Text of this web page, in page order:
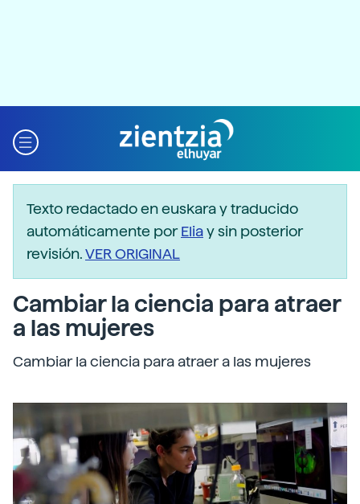
Texto redactado en euskara y traducido
automáticamente porEliay sin posterior
revisión.VER ORIGINAL
Cambiar la ciencia para atraer
a las mujeres
Cambiar la ciencia para atraer a las mujeres